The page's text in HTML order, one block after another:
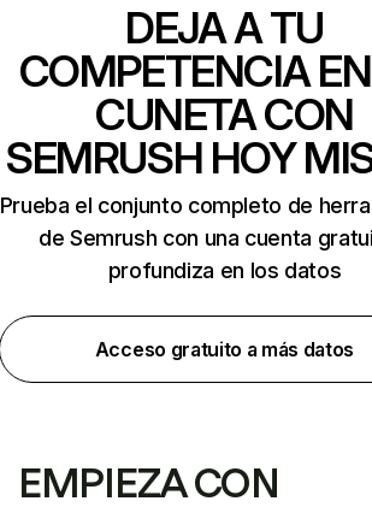
DEJA A TU
COMPETENCIA
CUNETA CON
SEMRUSH HOY
Prueba el conjunto completo de
de Semrush con una cuenta
profundiza en los datos
Acceso gratuito a más datos
EMPIEZA CON